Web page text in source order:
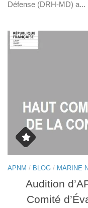
Défense (DRH-MD) a...
APNM / BLOG / MARINE
Audition
Comité